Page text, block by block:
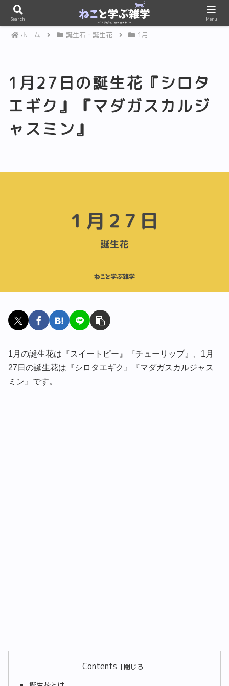
PR
ホーム 誕生石・誕生花 1月
1月27日の誕生花『シロタ
エギク』『マダガスカルジ
ャスミン』
1月の誕生花は『スイートピー』『チューリップ』、1月
27日の誕生花は『シロタエギク』『マダガスカルジャス
ミン』です。
Contents
Search Menu